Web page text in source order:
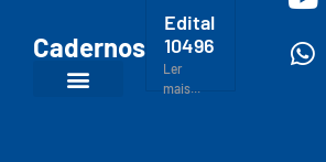
Cadernos
Edital
10496
Ler
mais...